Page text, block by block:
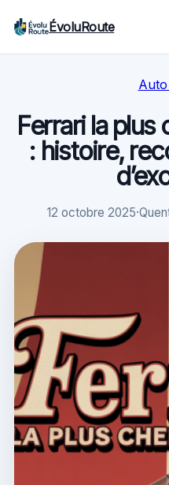
ÉvoluRoute
Ferrari la
: histoire,
12 octobre 2025·